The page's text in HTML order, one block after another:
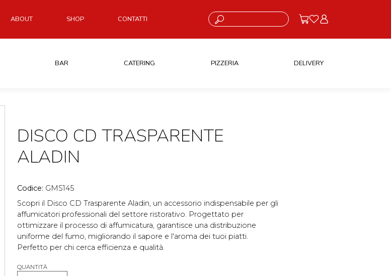
ABOUT SHOP CONTATTI Cosa stai cercando?
BAR CATERING PIZZERIA DELIVERY
DISCO CD TRASPARENTE
ALADIN
Codice: GMS145
Scopri il Disco CD Trasparente Aladin, un accessorio indispensabile per gli
affumicatori professionali del settore ristorativo. Progettato per
ottimizzare il processo di affumicatura, garantisce una distribuzione
uniforme del fumo, migliorando il sapore e l'aroma dei tuoi piatti.
Perfetto per chi cerca efficienza e qualità.
QUANTITÀ